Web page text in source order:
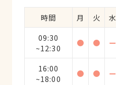
時間 月 火 水
09:30
~12:30
● ● ー
16:00
~18:00
● ● ー